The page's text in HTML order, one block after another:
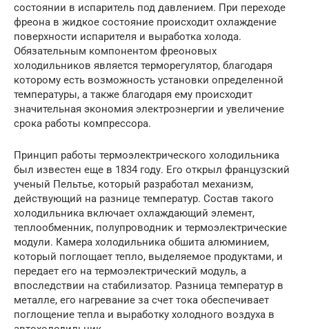
состоянии в испаритель под давлением. При переходе
фреона в жидкое состояние происходит охлаждение
поверхности испарителя и выработка холода.
Обязательным компонентом фреоновых
холодильников является терморегулятор, благодаря
которому есть возможность установки определенной
температуры, а также благодаря ему происходит
значительная экономия электроэнергии и увеличение
срока работы компрессора.
Принцип работы термоэлектрического холодильника
был известен еще в 1834 году. Его открыл французский
ученый Пельтье, который разработал механизм,
действующий на разнице температур. Состав такого
холодильника включает охлаждающий элемент,
теплообменник, полупроводник и термоэлектрические
модули. Камера холодильника обшита алюминием,
который поглощает тепло, выделяемое продуктами, и
передает его на термоэлектрический модуль, а
впоследствии на стабилизатор. Разница температур в
металле, его нагревание за счет тока обеспечивает
поглощение тепла и выработку холодного воздуха в